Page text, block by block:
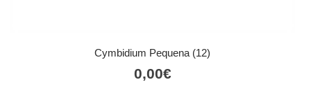
Cymbidium Pequena (12)
0,00€